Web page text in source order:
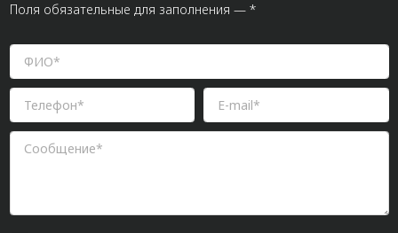
Поля обязательные для заполнения — *